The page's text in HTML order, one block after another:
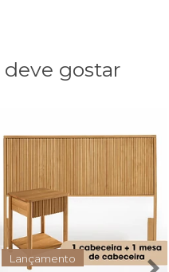
gostar
Lançamento